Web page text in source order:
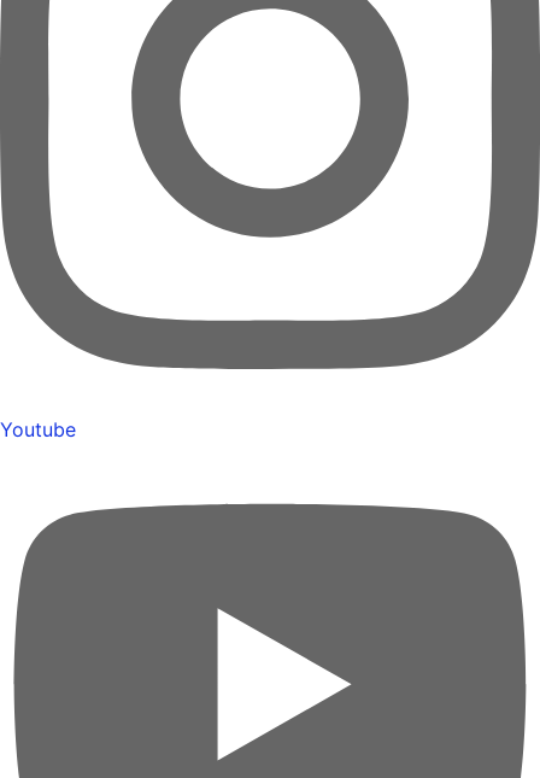
Youtube